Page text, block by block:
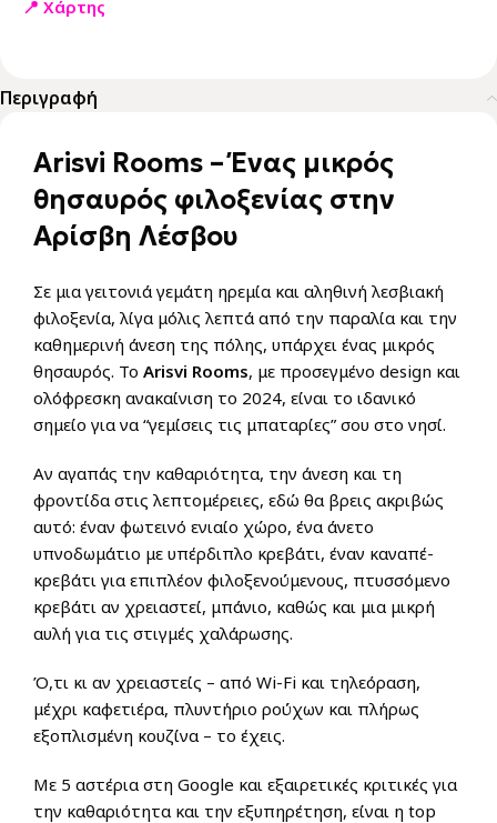
📍 Χάρτης
Περιγραφή
Arisvi Rooms –Ένας μικρός
θησαυρός φιλοξενίας στην
Αρίσβη Λέσβου
Σε μια γειτονιά γεμάτη ηρεμία και αληθινή λεσβιακή
φιλοξενία, λίγα μόλις λεπτά από την παραλία και την
καθημερινή άνεση της πόλης, υπάρχει ένας μικρός
θησαυρός. Το Arisvi Rooms, με προσεγμένο design και
ολόφρεσκη ανακαίνιση το 2024, είναι το ιδανικό
σημείο για να “γεμίσεις τις μπαταρίες” σου στο νησί.
Αν αγαπάς την καθαριότητα, την άνεση και τη
φροντίδα στις λεπτομέρειες, εδώ θα βρεις ακριβώς
αυτό: έναν φωτεινό ενιαίο χώρο, ένα άνετο
υπνοδωμάτιο με υπέρδιπλο κρεβάτι, έναν καναπέ-
κρεβάτι για επιπλέον φιλοξενούμενους, πτυσσόμενο
κρεβάτι αν χρειαστεί, μπάνιο, καθώς και μια μικρή
αυλή για τις στιγμές χαλάρωσης.
Ό,τι κι αν χρειαστείς – από Wi-Fi και τηλεόραση,
μέχρι καφετιέρα, πλυντήριο ρούχων και πλήρως
εξοπλισμένη κουζίνα – το έχεις.
Με 5 αστέρια στη Google και εξαιρετικές κριτικές για
την καθαριότητα και την εξυπηρέτηση, είναι η top